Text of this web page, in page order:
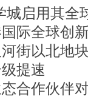
城启用其全
际全球创
街以北地
提速
合作伙伴